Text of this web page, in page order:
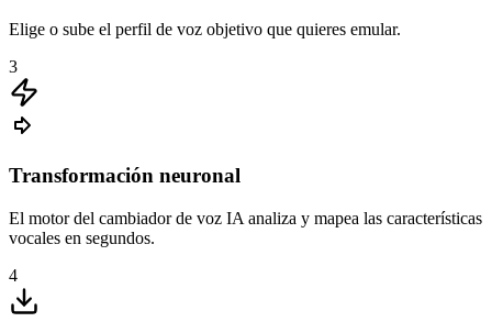
Elige o sube el perfil de voz objetivo que quieres emular.
3
Transformación neuronal
El motor del cambiador de voz IA analiza y mapea las características
vocales en segundos.
4